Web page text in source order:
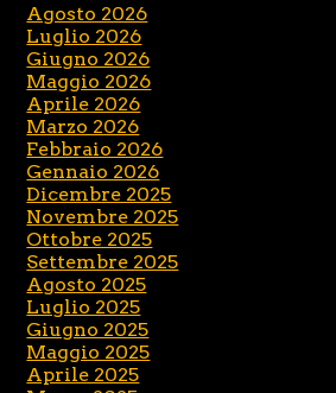
Agosto 2026
Luglio 2026
Giugno 2026
Maggio 2026
Aprile 2026
Marzo 2026
Febbraio 2026
Gennaio 2026
Dicembre 2025
Novembre 2025
Ottobre 2025
Settembre 2025
Agosto 2025
Luglio 2025
Giugno 2025
Maggio 2025
Aprile 2025